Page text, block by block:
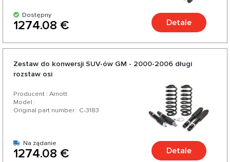
Dostępny
1274.08 € Detale
Zestaw do konwersji SUV-ów GM - 2000-2006 długi
rozstaw osi
Producent : Arnott
Model :
Original part number : C-3183
Na żądanie
1274.08 € Detale